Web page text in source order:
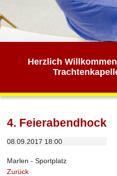
Herzlich
4. Feierabendhock
08.09.2017 18:00
Marlen - Sportplatz
Zurück